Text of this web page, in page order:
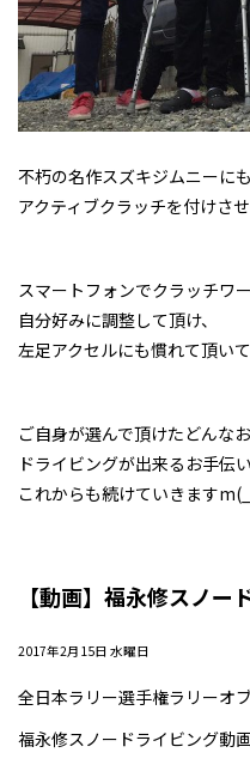
不朽の名作スズキジムニーにも
アクティブクラッチを付けさ
スマートフォンでクラッチワ
自分好みに調整して頂け、
左足アクセルにも慣れて頂い
ご自身が選んで頂けたどんな
ドライビングが出来るお手伝
これからも続けていきます
【動画】福永修スノー
2017年2月15日 水曜日
全日本ラリー選手権ラリーオ
福永修スノードライビング動画